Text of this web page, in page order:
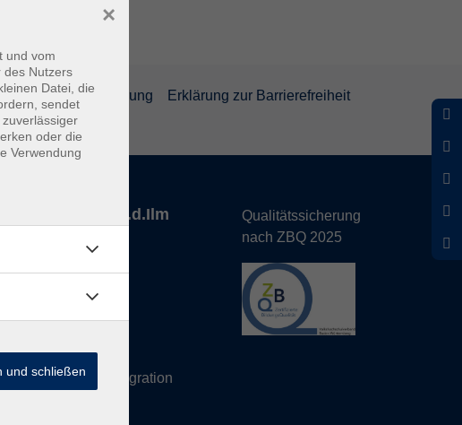
Widerrufsbelehrung Erklärung zur Barrierefreiheit
Pfaffenhofen a.d.Ilm
paf.de
4000- vhs Büro
4008- Deutsch/Integration
Qualitätssicherung
nach ZBQ 2025
und vom
des Nutzers
Datei, die
sendet
oder die
Verwendung
×
und schließen